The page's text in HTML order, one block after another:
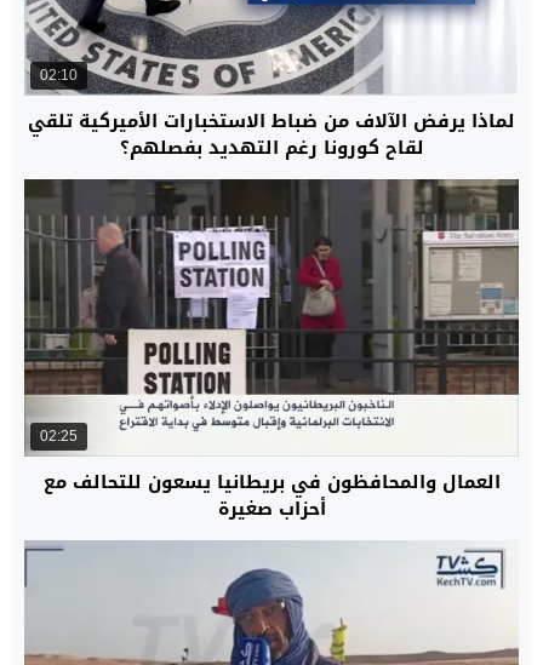
02:10
لماذا يرفض الآلاف من ضباط الاستخبارات الأميركية تلقي
لقاح كورونا رغم التهديد بفصلهم؟
02:25
العمال والمحافظون في بريطانيا يسعون للتحالف مع
أحزاب صغيرة